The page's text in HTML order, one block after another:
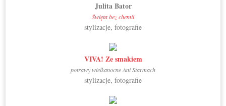
Julita Bator
Święta bez chemii
stylizacje, fotografie
VIVA! Ze smakiem
potrawy wielkanocne Ani Starmach
stylizacje, fotografie